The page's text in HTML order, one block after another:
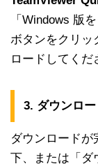
「Windows 版
ボタンをクリッ
ロードしてくだ
3. ダウンロ
ダウンロードが
下、または「ダ